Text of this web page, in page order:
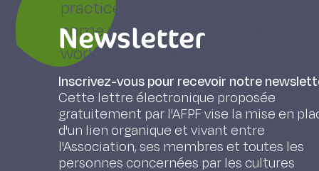
practices of breeders. But the
come up against the farmers
work. Our goal was to identify the
land use (configuration,
process of change, linked to
farming systems. To achieve our
processes of change, from
Newsletter
Inscrivez-vous pour recevoir notre
Cette lettre électronique proposée
gratuitement par l'AFPF vise la mise en
d'un lien organique et vivant entre
l'Association, ses membres et toutes les
personnes concernées par les cultures